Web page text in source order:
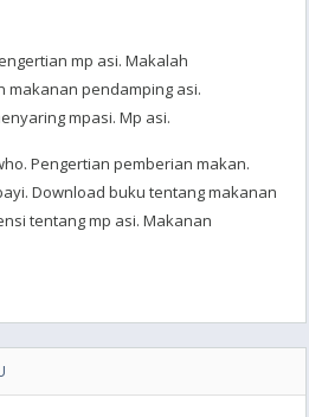
mp asi. Makalah
makanan pendamping asi.
mpasi. Mp asi.
Pengertian pemberian makan.
Download buku tentang makanan
tentang mp asi. Makanan